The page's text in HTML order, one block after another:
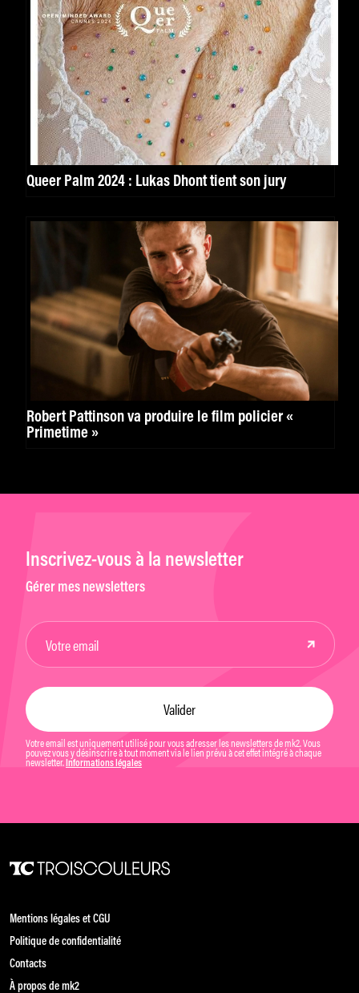
Queer Palm 2024 : Lukas Dhont tient son jury
Robert Pattinson va produire le film policier «
Primetime »
Inscrivez-vous à la newsletter
Gérer mes newsletters
Votre email est uniquement utilisé pour vous adresser les newsletters de mk2. Vous
pouvez vous y désinscrire à tout moment via le lien prévu à cet effet intégré à chaque
newsletter. Informations légales
Mentions légales et CGU
Politique de confidentialité
Contacts
À propos de mk2